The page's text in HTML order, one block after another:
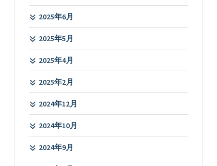
2025年6月
2025年5月
2025年4月
2025年2月
2024年12月
2024年10月
2024年9月